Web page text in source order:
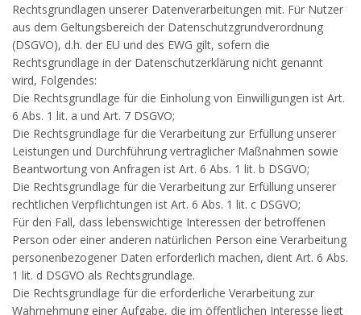
Rechtsgrundlagen unserer Datenverarbeitungen mit. Für Nutzer
aus dem Geltungsbereich der Datenschutzgrundverordnung
(DSGVO), d.h. der EU und des EWG gilt, sofern die
Rechtsgrundlage in der Datenschutzerklärung nicht genannt
wird, Folgendes:
Die Rechtsgrundlage für die Einholung von Einwilligungen ist Art.
6 Abs. 1 lit. a und Art. 7 DSGVO;
Die Rechtsgrundlage für die Verarbeitung zur Erfüllung unserer
Leistungen und Durchführung vertraglicher Maßnahmen sowie
Beantwortung von Anfragen ist Art. 6 Abs. 1 lit. b DSGVO;
Die Rechtsgrundlage für die Verarbeitung zur Erfüllung unserer
rechtlichen Verpflichtungen ist Art. 6 Abs. 1 lit. c DSGVO;
Für den Fall, dass lebenswichtige Interessen der betroffenen
Person oder einer anderen natürlichen Person eine Verarbeitung
personenbezogener Daten erforderlich machen, dient Art. 6 Abs.
1 lit. d DSGVO als Rechtsgrundlage.
Die Rechtsgrundlage für die erforderliche Verarbeitung zur
Wahrnehmung einer Aufgabe, die im öffentlichen Interesse liegt